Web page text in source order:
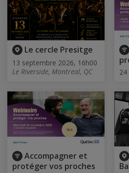
Le cercle Presitge
13 septembre 2026, 16h00
Le Riverside, Montreal, QC
Accompagner et
protéger vos proches